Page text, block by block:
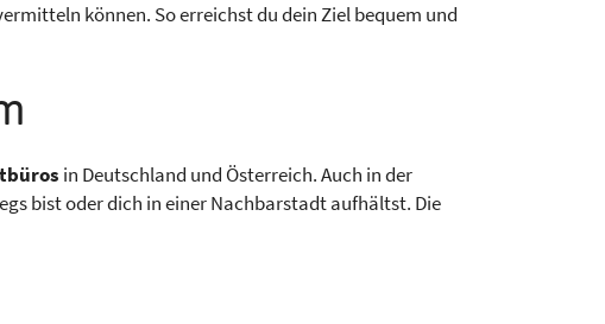
können. So erreichst du dein Ziel bequem und
in Deutschland und Österreich. Auch in der
bist oder dich in einer Nachbarstadt aufhältst. Die